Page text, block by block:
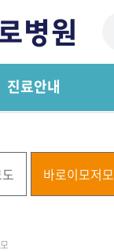
진료안내
바로이모저모